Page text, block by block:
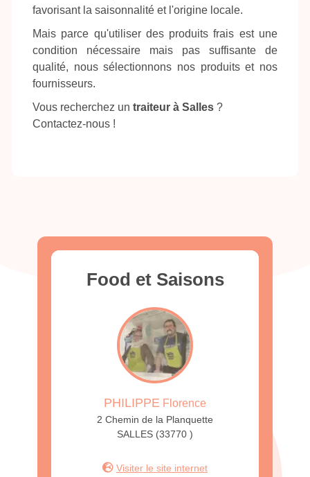
favorisant la saisonnalité et l'origine locale.
Mais parce qu'utiliser des produits frais est une
condition nécessaire mais pas suffisante de
qualité, nous sélectionnons nos produits et nos
fournisseurs.
Vous recherchez un traiteur à Salles ?
Contactez-nous !
Food et Saisons
PHILIPPE Florence
2 Chemin de la Planquette
SALLES (33770 )
Visiter le site internet